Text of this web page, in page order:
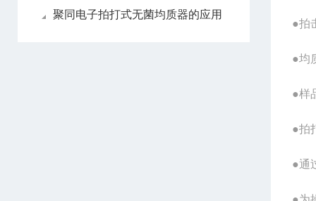
聚同电子拍打式无菌均质器的应用
●拍
●均
●样
●拍
●通